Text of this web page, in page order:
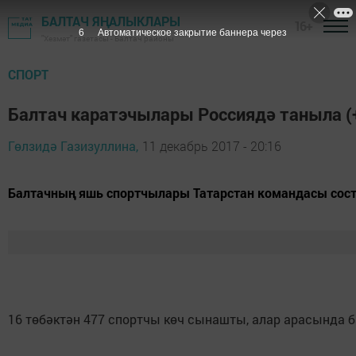
БАЛТАЧ ЯҢАЛЫКЛАРЫ
"Хезмәт" газетасы - Балтач районы
СПОРТ
Балтач каратэчылары Россиядә таныла
Гөлзидә Газизуллина, 11 декабрь 2017 - 20:16
Балтачның яшь спортчылары Татарстан командасы
16 төбәктән 477 спортчы көч сынашты, алар арасында
5 Автоматическое закрытие баннера через